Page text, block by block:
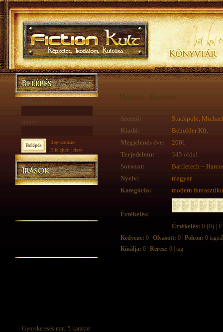
Jelszó:
Regisztráció
Elfelejtett jelszó
Harcos: Riposte
Szerző:
Stackpole,
Kiadó:
Beholder Kft.
Megjelenés éve:
2001
Terjedelem:
345 oldal
Sorozat:
Battletech –
Nyelv:
magyar
Kategória:
modern
Értékelés:
Értékelés: 0 (0) |
Kedvenc: 0 | Olvasott: 0 | Polcon: 0 tagnál
Kínálja: 0 | Keresi: 0 | tag